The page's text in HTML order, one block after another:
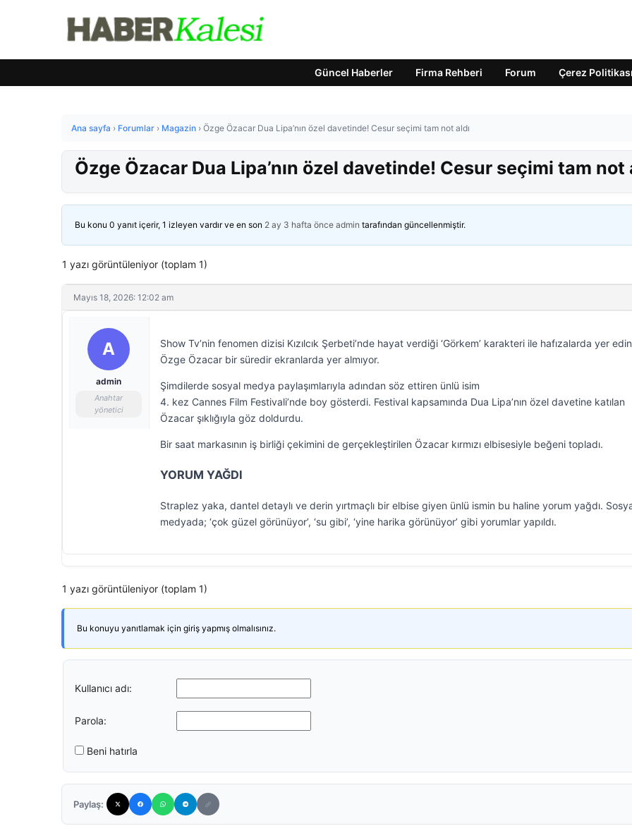
Güncel Haberler Firma Rehberi Forum Çerez Politikası
Ana sayfa › Forumlar › Magazin › Özge Özacar Dua Lipa’nın özel davetinde! Cesur seçimi tam not aldı
Özge Özacar Dua Lipa’nın özel davetinde! Cesur seçimi tam not
Bu konu 0 yanıt içerir, 1 izleyen vardır ve en son 2 ay 3 hafta önce admin tarafından güncellenmiştir.
1 yazı görüntüleniyor (toplam 1)
Mayıs 18, 2026: 12:02 am
A
admin
Anahtar
yönetici
Show Tv’nin fenomen dizisi Kızılcık Şerbeti’nde hayat verdiği ‘Görkem’ karakteri ile hafızalarda yer
Özge Özacar bir süredir ekranlarda yer almıyor.
Şimdilerde sosyal medya paylaşımlarıyla adından söz ettiren ünlü isim
4. kez Cannes Film Festivali’nde boy gösterdi. Festival kapsamında Dua Lipa’nın özel davetine katılan
Özacar şıklığıyla göz doldurdu.
Bir saat markasının iş birliği çekimini de gerçekleştirilen Özacar kırmızı elbisesiyle beğeni topladı.
YORUM YAĞDI
Straplez yaka, dantel detaylı ve derin yırtmaçlı bir elbise giyen ünlü ismin bu haline yorum yağdı.
medyada; ‘çok güzel görünüyor’, ‘su gibi’, ‘yine harika görünüyor’ gibi yorumlar yapıldı.
1 yazı görüntüleniyor (toplam 1)
Bu konuyu yanıtlamak için giriş yapmış olmalısınız.
Kullanıcı adı:
Parola:
Beni hatırla
Paylaş: